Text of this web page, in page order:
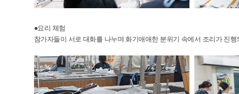
●요리 체험
참가자들이 서로 대화를 나누며 화기애애한 분위기 속에서 조리가 진행